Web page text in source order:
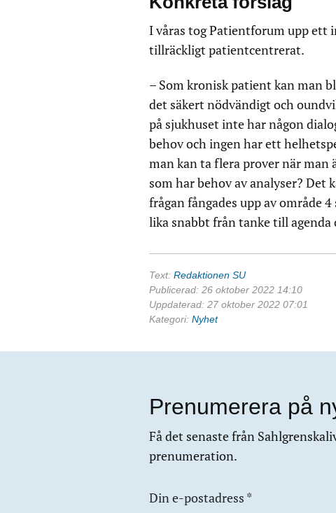
I våras tog Patientforum upp ett
tillräckligt patientcentrerat.
– Som kronisk patient kan man
det säkert nödvändigt och
på sjukhuset inte har någon
behov och ingen har ett
man kan ta flera prover när man
som har behov av analyser?
frågan fångades upp av område
lika snabbt från tanke till
Text: Redaktionen SU
Publicerad: 26 oktober 2022 14:10
Uppdaterad: 27 oktober 2022 07:01
Kategori: Nyhet
Prenumerera på
Få det senaste från
prenumeration.
Din e-postadress *